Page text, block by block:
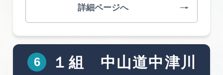
詳細ページへ
１組 中山道中津川